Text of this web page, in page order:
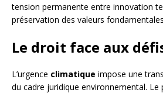
tension permanente entre innovation
préservation des valeurs
Le droit face aux
L’urgence climatique impose une
du cadre juridique environnemental. Le